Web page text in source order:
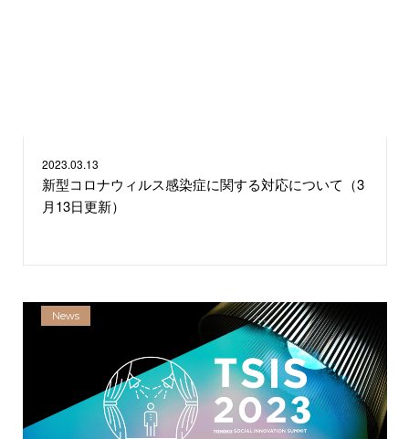
2023.03.13
新型コロナウィルス感染症に関する対応について（3
月13日更新）
News